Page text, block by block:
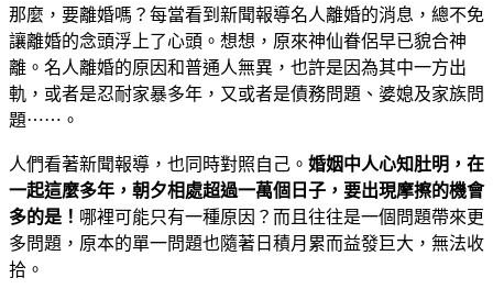
那麼，要離婚嗎？每當看到新聞報導名人離婚的消息，總不免
讓離婚的念頭浮上了心頭。想想，原來神仙眷侶早已貌合神
離。名人離婚的原因和普通人無異，也許是因為其中一方出
軌，或者是忍耐家暴多年，又或者是債務問題、婆媳及家族問
題⋯⋯。
人們看著新聞報導，也同時對照自己。 婚姻中人心知肚明，在
一起這麼多年，朝夕相處超過一萬個日子，要出現摩擦的機會
多的是！ 哪裡可能只有一種原因？而且往往是一個問題帶來更
多問題，原本的單一問題也隨著日積月累而益發巨大，無法收
拾。